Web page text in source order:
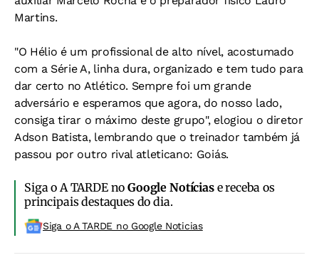
Martins.
"O Hélio é um profissional de alto nível, acostumado
com a Série A, linha dura, organizado e tem tudo para
dar certo no Atlético. Sempre foi um grande
adversário e esperamos que agora, do nosso lado,
consiga tirar o máximo deste grupo", elogiou o diretor
Adson Batista, lembrando que o treinador também já
passou por outro rival atleticano: Goiás.
Siga o A TARDE noGoogle Notíciase receba os
principais destaques do dia.
Siga o A TARDE no Google Noticias